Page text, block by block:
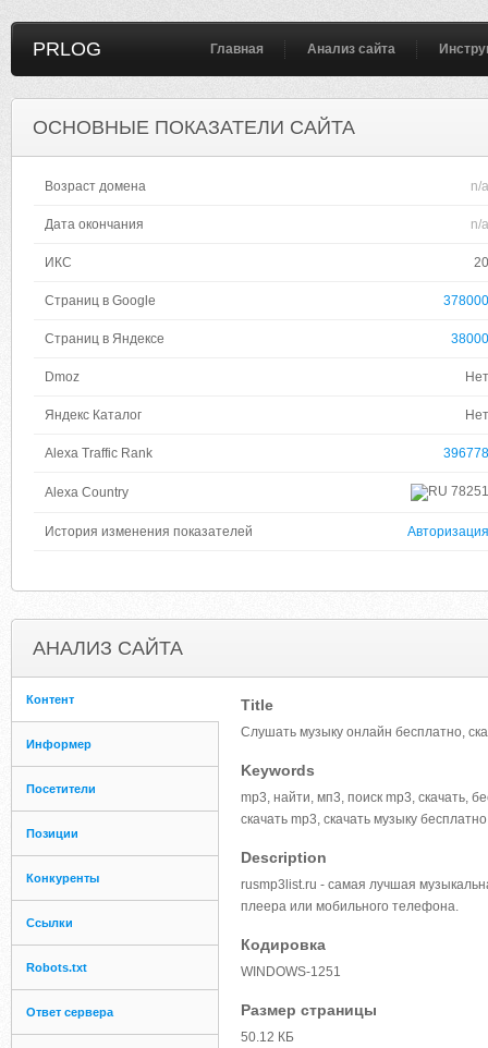
PRLOG Главная Анализ сайта
ОСНОВНЫЕ ПОКАЗАТЕЛИ САЙТА
Возраст домена n/a
Дата окончания n/a
ИКС 20
Страниц в Google 378000
Страниц в Яндексе 38000
Dmoz Нет
Яндекс Каталог Нет
Alexa Traffic Rank 396778
Alexa Country 78251
История изменения показателей Авторизация
АНАЛИЗ САЙТА
Контент
Информер
Посетители
Позиции
Конкуренты
Ссылки
Robots.txt
Ответ сервера
Title
Слушать музыку онлайн бесплатно,
Keywords
mp3, найти, мп3, поиск mp3, скачать,
скачать mp3, скачать музыку
Description
rusmp3list.ru - самая лучшая
плеера или мобильного телефона.
Кодировка
WINDOWS-1251
Размер страницы
50.12 КБ